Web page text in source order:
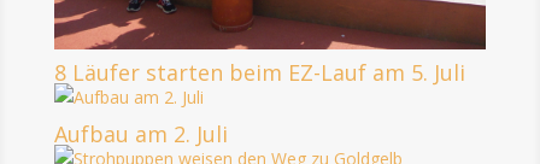
8 Läufer starten beim EZ-Lauf am 5. Juli
Aufbau am 2. Juli